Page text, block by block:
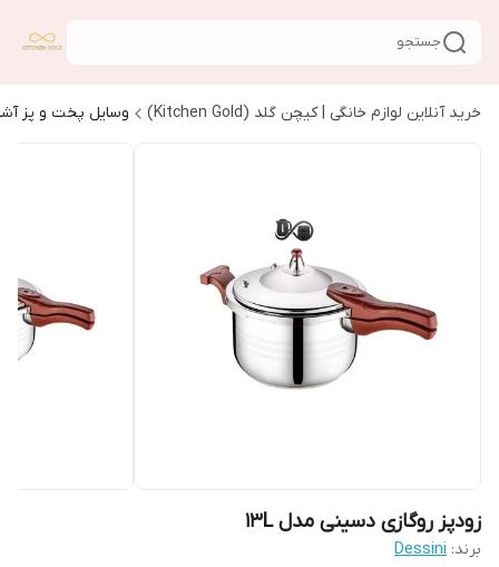
جستجو
خرید آنلاین لوازم خانگی | کیچن گلد (Kitchen Gold) وسایل پخت و پز
زودپز روگازی دسینی مدل 13L
برند: Dessini